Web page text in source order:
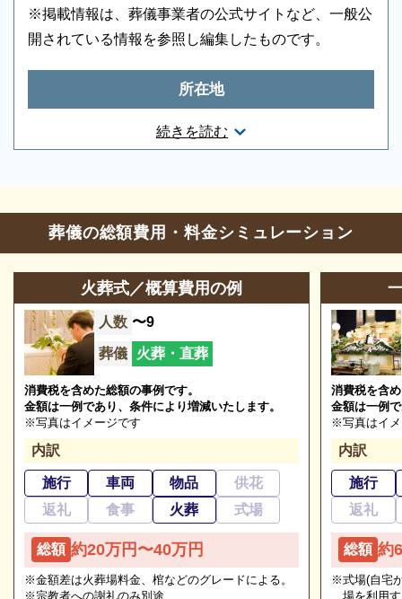
のある方でもわからないことが多いものです。少しで
も不安や心配事があれば、些細と思われることでも遠
慮なくご相談ください。相談によりイメージが浮かん
で理解が進めば、必要・不要の判断もつきやすくなり
ます。
追加料金の心配がない総額費用を提示します
人数・式場・火葬場などの各種条件やご要望、ご事情
にあわせて、お見積りを作成いたします。葬儀を施行
続きを読む
※掲載情報は、葬儀事業者の公式サイトなど、一般公
開されている情報を参照し編集したものです。
所在地
神奈川県横浜市青葉区美しが丘2丁目21-4
葬儀の相談 0120-24-1234
参列等のお問合せ 0120-948-341
営業時間 24時間営業
定休日
※2024/04/25時点
公益社会館 たまプラーザの葬儀の種類
公益社会館 たまプラーザで執り行える葬儀の種類を
ご紹介します。
公益社会館 たまプラーザの一般葬
公益社会館 たまプラーザは「一般葬」に対応してい
葬儀の総額費用・料金シミュレーション
火葬式／概算費用の例
人数 〜9
葬儀 火葬・直葬
消費税を含めた総額の事例です。
金額は一例であり、条件により増減いたします。
※写真はイメージです
内訳
施行 車両 物品
供花
返礼
食事 火葬 式場
総額 約20万円〜40万円
※金額差は火葬場料金、棺などのグレードによる。
※宗教者への謝礼のみ別途
消費税を含
金額は一例
※写真はイ
内訳
施行
返礼
総額 約
※式場(自宅
場を利用